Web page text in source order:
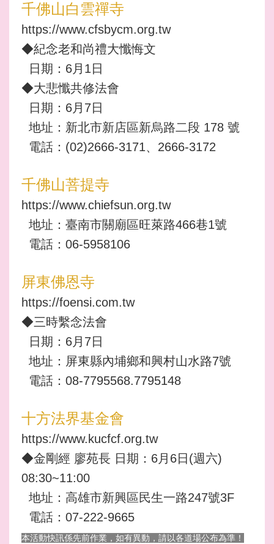
千佛山白雲禪寺
https://www.cfsbycm.org.tw
◆紀念老和尚禮大懺悔文
日期：6月1日
◆大悲懺共修法會
日期：6月7日
地址：新北市新店區新烏路二段 178 號
電話：(02)2666-3171、2666-3172
千佛山菩提寺
https://www.chiefsun.org.tw
地址：臺南市關廟區旺萊路466巷1號
電話：06-5958106
屏東佛恩寺
https://foensi.com.tw
◆三時繫念法會
日期：6月7日
地址：屏東縣內埔鄉和興村山水路7號
電話：08-7795568.7795148
十方法界基金會
https://www.kucfcf.org.tw
◆金剛經 廖苑長 日期：6月6日(週六)
08:30~11:00
地址：高雄市新興區民生一路247號3F
電話：07-222-9665
本活動快訊係先前作業，如有異動，請以各道場公布為準！